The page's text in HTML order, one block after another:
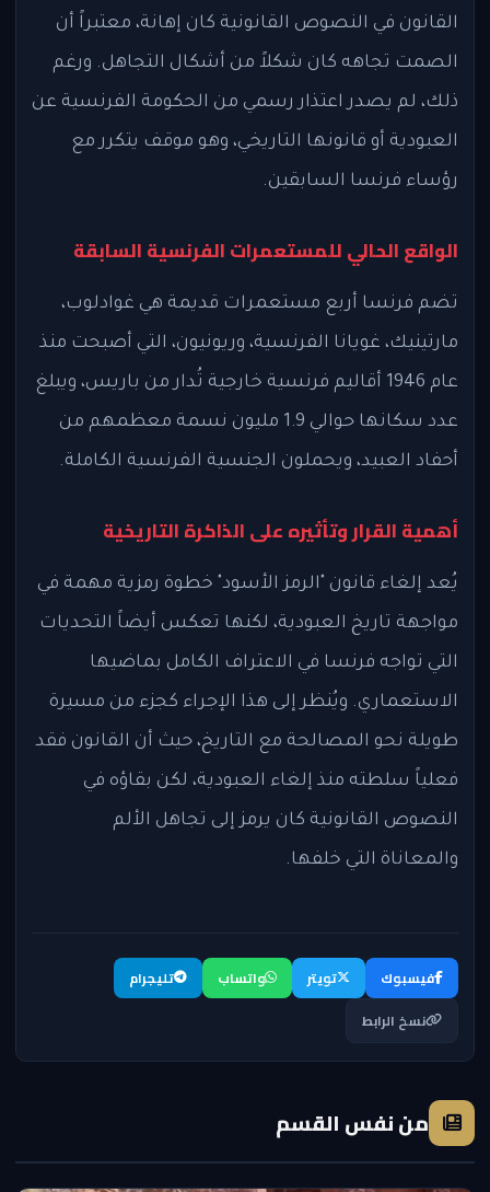
القانون في النصوص القانونية كان إهانة، معتبراً أن
الصمت تجاهه كان شكلاً من أشكال التجاهل. ورغم
ذلك، لم يصدر اعتذار رسمي من الحكومة الفرنسية عن
العبودية أو قانونها التاريخي، وهو موقف يتكرر مع
رؤساء فرنسا السابقين.
الواقع الحالي للمستعمرات الفرنسية السابقة
تضم فرنسا أربع مستعمرات قديمة هي غوادلوب،
مارتينيك، غويانا الفرنسية، وريونيون، التي أصبحت منذ
عام 1946 أقاليم فرنسية خارجية تُدار من باريس، ويبلغ
عدد سكانها حوالي 1.9 مليون نسمة معظمهم من
أحفاد العبيد، ويحملون الجنسية الفرنسية الكاملة.
أهمية القرار وتأثيره على الذاكرة التاريخية
يُعد إلغاء قانون "الرمز الأسود" خطوة رمزية مهمة في
مواجهة تاريخ العبودية، لكنها تعكس أيضاً التحديات
التي تواجه فرنسا في الاعتراف الكامل بماضيها
الاستعماري. ويُنظر إلى هذا الإجراء كجزء من مسيرة
طويلة نحو المصالحة مع التاريخ، حيث أن القانون فقد
فعلياً سلطته منذ إلغاء العبودية، لكن بقاؤه في
النصوص القانونية كان يرمز إلى تجاهل الألم
والمعاناة التي خلفها.
فيسبوك تويتر واتساب
تليجرام
نسخ الرابط
من نفس القسم